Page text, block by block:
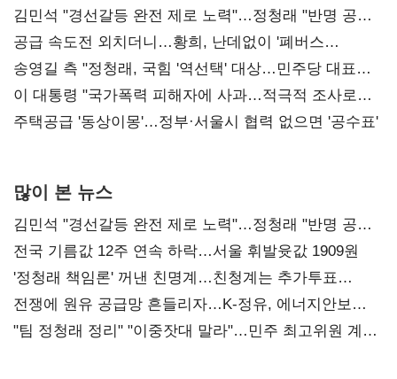
김민석 "경선갈등 완전 제로 노력"…정청래 "반명 공세
사과부터"
공급 속도전 외치더니…황희, 난데없이 '폐버스
리모델링' 제안
송영길 측 "정청래, 국힘 '역선택' 대상…민주당 대표로
총선 지휘 못해"
이 대통령 "국가폭력 피해자에 사과…적극적 조사로
진실 밝혀야"
주택공급 '동상이몽'…정부·서울시 협력 없으면 '공수표'
많이 본 뉴스
김민석 "경선갈등 완전 제로 노력"…정청래 "반명 공세
사과부터"
전국 기름값 12주 연속 하락…서울 휘발윳값 1909원
'정청래 책임론' 꺼낸 친명계…친청계는 추가투표
때리기
전쟁에 원유 공급망 흔들리자…K-정유, 에너지안보
핵심으로 재부상
"팀 정청래 정리" "이중잣대 말라"…민주 최고위원 계파